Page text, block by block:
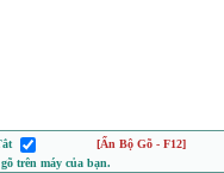
[Ẩn Bộ Gõ - F12]
trên máy của bạn.